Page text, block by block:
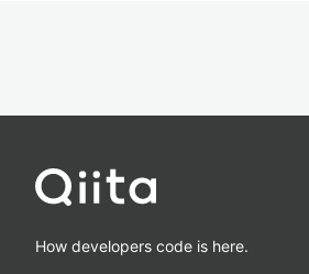
How developers code is here.